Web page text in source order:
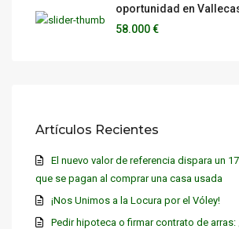
oportunidad en
58.000 €
Artículos Recientes
El nuevo valor de referencia dispara un
que se pagan al comprar una casa usada
¡Nos Unimos a la Locura por el Vóley!
Pedir hipoteca o firmar contrato de arras: